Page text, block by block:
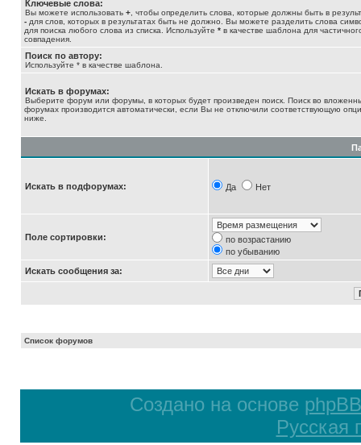
Ключевые слова:
Вы можете использовать + , чтобы определить слова, которые должны быть в
- для слов, которых в результатах быть не должно. Вы можете разделить слова
для поиска любого слова из списка. Используйте * в качестве шаблона для
совпадения.
Поиск по автору:
Используйте * в качестве шаблона.
Искать в форумах:
Выберите форум или форумы, в которых будет произведен поиск. Поиск во
форумах производится автоматически, если Вы не отключили соответствующую
ниже.
Искать в подфорумах: Да Нет
Поле сортировки:
по возрастанию
по убыванию
Искать сообщения за:
Список форумов
Создано на основе phpBB
Русская